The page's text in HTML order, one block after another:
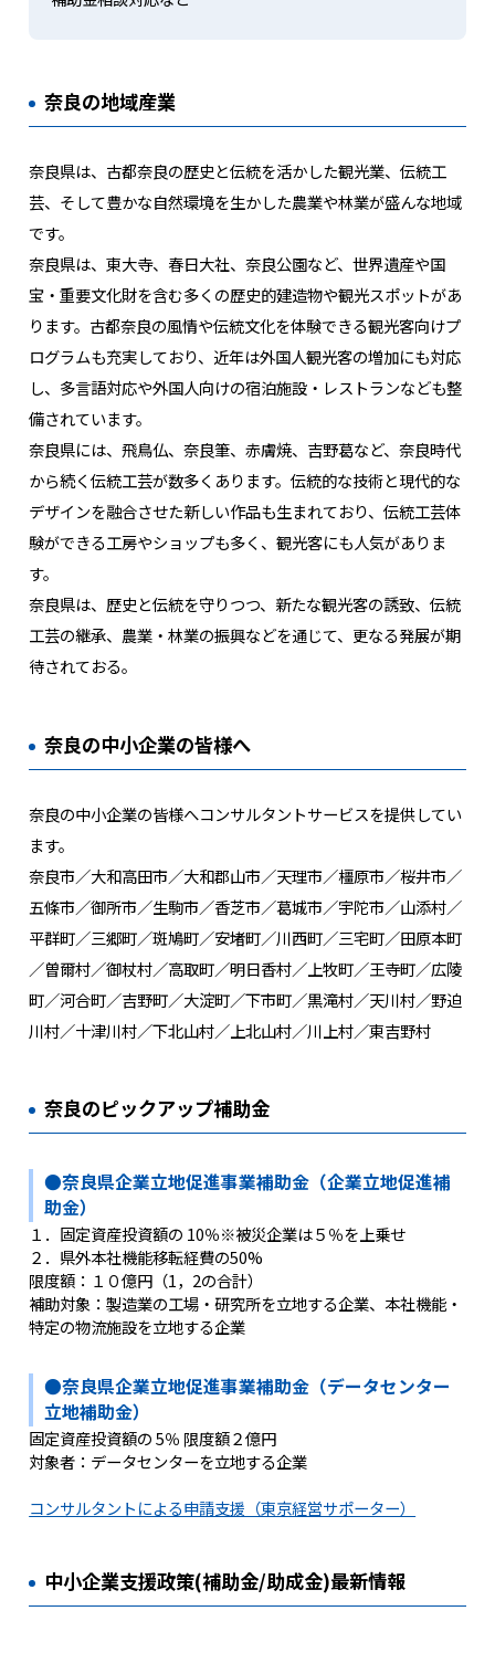
奈良の地域産業
奈良県は、古都奈良の歴史と伝統を活かした観光業、伝統工
芸、そして豊かな自然環境を生かした農業や林業が盛んな地域
です。
奈良県は、東大寺、春日大社、奈良公園など、世界遺産や国
宝・重要文化財を含む多くの歴史的建造物や観光スポットがあ
ります。古都奈良の風情や伝統文化を体験できる観光客向けプ
ログラムも充実しており、近年は外国人観光客の増加にも対応
し、多言語対応や外国人向けの宿泊施設・レストランなども整
備されています。
奈良県には、飛鳥仏、奈良筆、赤膚焼、吉野葛など、奈良時代
から続く伝統工芸が数多くあります。伝統的な技術と現代的な
デザインを融合させた新しい作品も生まれており、伝統工芸体
験ができる工房やショップも多く、観光客にも人気がありま
す。
奈良県は、歴史と伝統を守りつつ、新たな観光客の誘致、伝統
工芸の継承、農業・林業の振興などを通じて、更なる発展が期
待されておる。
奈良の中小企業の皆様へ
奈良の中小企業の皆様へコンサルタントサービスを提供してい
ます。
奈良市／大和高田市／大和郡山市／天理市／橿原市／桜井市／
五條市／御所市／生駒市／香芝市／葛城市／宇陀市／山添村／
平群町／三郷町／斑鳩町／安堵町／川西町／三宅町／田原本町
／曽爾村／御杖村／高取町／明日香村／上牧町／王寺町／広陵
町／河合町／吉野町／大淀町／下市町／黒滝村／天川村／野迫
川村／十津川村／下北山村／上北山村／川上村／東吉野村
奈良のピックアップ補助金
●奈良県企業立地促進事業補助金（企業立地促進補
助金）
１．固定資産投資額の 10％※被災企業は５％を上乗せ
２．県外本社機能移転経費の50%
限度額：１０億円（1，2の合計）
補助対象：製造業の工場・研究所を立地する企業、本社機能・
特定の物流施設を立地する企業
●奈良県企業立地促進事業補助金（データセンター
立地補助金）
固定資産投資額の 5％ 限度額２億円
対象者：データセンターを立地する企業
コンサルタントによる申請支援（東京経営サポーター）
中小企業支援政策(補助金/助成金)最新情報